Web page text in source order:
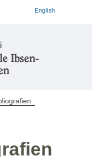
English
Ibsen-